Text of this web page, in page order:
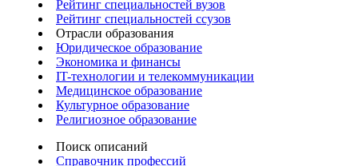
Рейтинг специальностей вузов
Рейтинг специальностей ссузов
Отрасли образования
Юридическое образование
Экономика и финансы
IT-технологии и телекоммуникации
Медицинское образование
Культурное образование
Религиозное образование
Поиск описаний
Справочник профессий